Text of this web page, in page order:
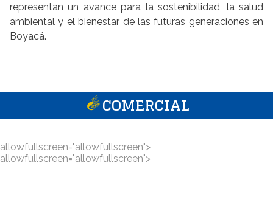
representan un avance para la sostenibilidad, la salud
ambiental y el bienestar de las futuras generaciones en
Boyacá.
COMERCIAL
allowfullscreen="allowfullscreen">
allowfullscreen="allowfullscreen">